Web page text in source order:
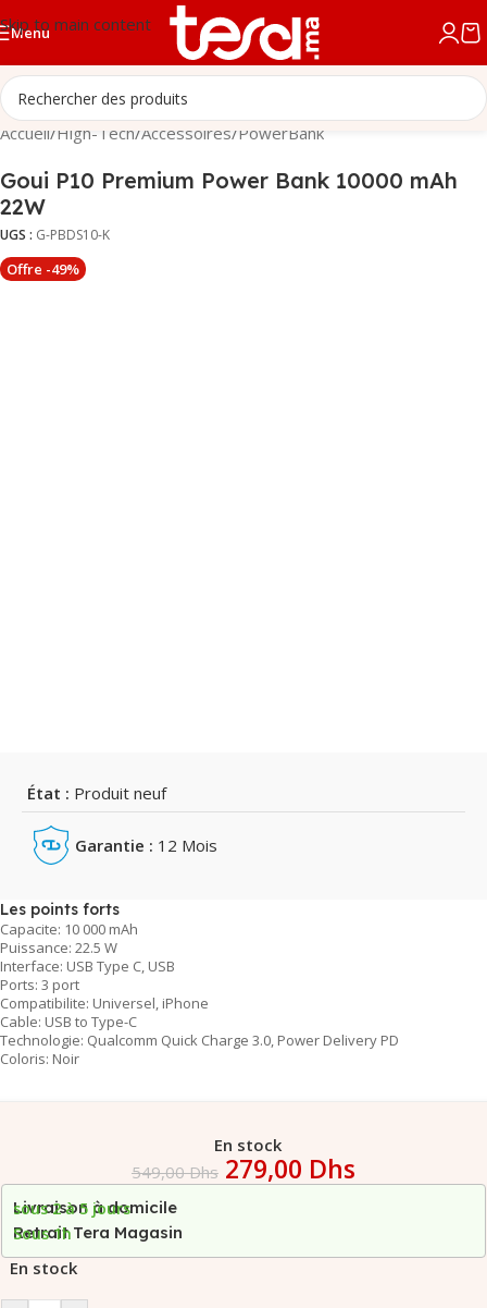
Skip to main content
Menu
Accueil/High-Tech/Accessoires/PowerBank
Goui P10 Premium Power Bank 10000 mAh
22W
UGS : G-PBDS10-K
Offre -49%
État : Produit neuf
Garantie : 12 Mois
Les points forts
Capacite: 10 000 mAh
Puissance: 22.5 W
Interface: USB Type C, USB
Ports: 3 port
Compatibilite: Universel, iPhone
Cable: USB to Type-C
Technologie: Qualcomm Quick Charge 3.0, Power Delivery PD
Coloris: Noir
En stock
549,00Dhs 279,00 Dhs
Livraison à domicile
sous 2 à 5 jours
Retrait Tera Magasin
Sous 1h
En stock